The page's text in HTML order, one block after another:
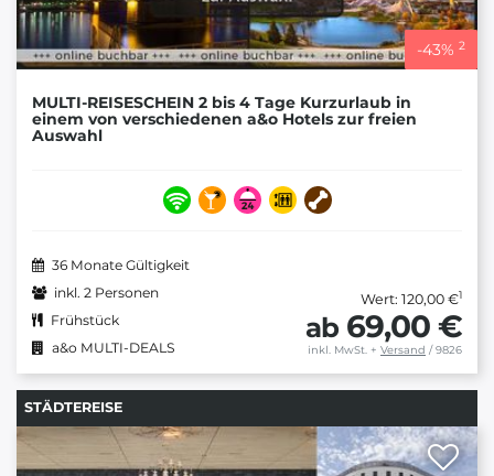
-43% 2
MULTI-REISESCHEIN 2 bis 4 Tage Kurzurlaub in
einem von verschiedenen a&o Hotels zur freien
Auswahl
36 Monate Gültigkeit
inkl. 2 Personen
Frühstück
a&o MULTI-DEALS
Wert: 120,00 €1
ab 69,00 €
inkl. MwSt. + Versand / 9826
STÄDTEREISE